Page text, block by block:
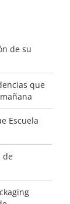
de su
que
Escuela
de